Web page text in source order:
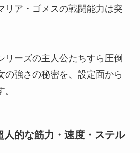
リア・ゴメスの戦闘能力は突
リーズの主人公たちすら圧倒
の強さの秘密を、設定面から
人的な筋力・速度・ステル